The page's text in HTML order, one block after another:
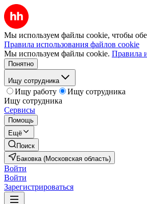
Мы используем файлы cookie, чтобы
Правила использования файлов cookie
Мы используем файлы cookie. Правила
Понятно
Ищу сотрудника
Ищу работу
Ищу сотрудника
Ищу сотрудника
Сервисы
Помощь
Ещё
Поиск
Баковка (Московская область)
Войти
Войти
Зарегистрироваться